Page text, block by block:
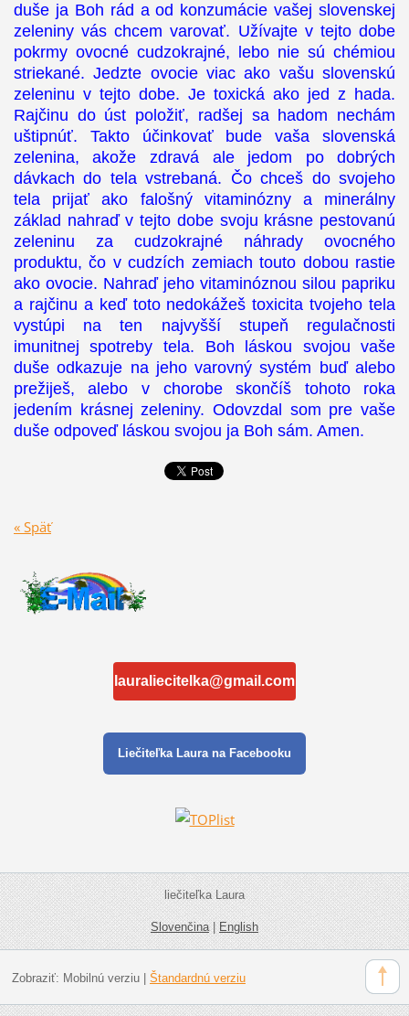
duše ja Boh rád a od konzumácie vašej slovenskej
zeleniny vás chcem varovať. Užívajte v tejto dobe
pokrmy ovocné cudzokrajné, lebo nie sú chémiou
striekané. Jedzte ovocie viac ako vašu slovenskú
zeleninu v tejto dobe. Je toxická ako jed z hada.
Rajčinu do úst položiť, radšej sa hadom nechám
uštipnúť. Takto účinkovať bude vaša slovenská
zelenina, akože zdravá ale jedom po dobrých
dávkach do tela vstrebaná. Čo chceš do svojeho
tela prijať ako falošný vitaminózny a minerálny
základ nahraď v tejto dobe svoju krásne pestovanú
zeleninu za cudzokrajné náhrady ovocného
produktu, čo v cudzích zemiach touto dobou rastie
ako ovocie. Nahraď jeho vitaminóznou silou papriku
a rajčinu a keď toto nedokážeš toxicita tvojeho tela
vystúpi na ten najvyšší stupeň regulačnosti
imunitnej spotreby tela. Boh láskou svojou vaše
duše odkazuje na jeho varovný systém buď alebo
prežiješ, alebo v chorobe skončíš tohoto roka
jedením krásnej zeleniny. Odovzdal som pre vaše
duše odpoveď láskou svojou ja Boh sám. Amen.
« Späť
lauraliecitelka@gmail.com
Liečiteľka Laura na Facebooku
liečiteľka Laura
Slovenčina|English
Zobraziť: Mobilnú verziu| Štandardnú verziu